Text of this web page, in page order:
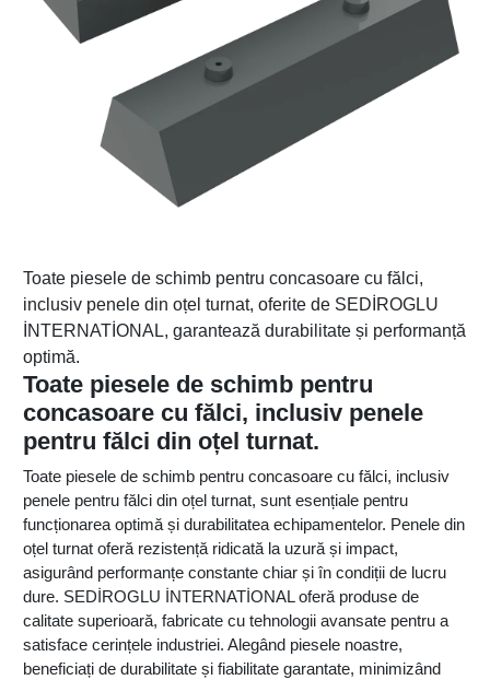
Toate piesele de schimb pentru concasoare cu fălci,
inclusiv penele din oțel turnat, oferite de SEDİROGLU
İNTERNATİONAL, garantează durabilitate și performanță
optimă.
Toate piesele de schimb pentru
concasoare cu fălci, inclusiv penele
pentru fălci din oțel turnat.
Toate piesele de schimb pentru concasoare cu fălci, inclusiv
penele pentru fălci din oțel turnat, sunt esențiale pentru
funcționarea optimă și durabilitatea echipamentelor. Penele din
oțel turnat oferă rezistență ridicată la uzură și impact,
asigurând performanțe constante chiar și în condiții de lucru
dure. SEDİROGLU İNTERNATİONAL oferă produse de
calitate superioară, fabricate cu tehnologii avansate pentru a
satisface cerințele industriei. Alegând piesele noastre,
beneficiați de durabilitate și fiabilitate garantate, minimizând